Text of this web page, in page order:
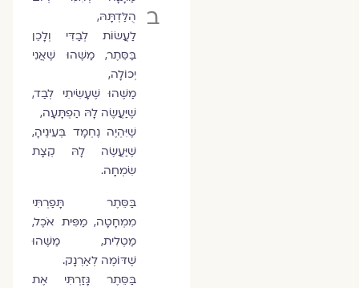
בר-יוסף
הֻלַּדְתָּהּ,
לַעֲשׂוֹת לְבַדִּי וְלָכֵן
בַּסֵּתֶר, מַשֶּׁהוּ שֶׁאֲנִי
יְכוֹלָה,
מַשֶּׁהוּ שֶׁעָשִׂיתִי לְבַד,
שֶׁיַּעֲשֶׂה לָהּ הַפְתָּעָה,
שֶׁיִּהְיֶה נֶחְמָד בְּעֵינֶיהָ,
שֶׁיַּעֲשֶׂה לָהּ קְצָת
שִׂמְחָה.
בַּסֵּתֶר תָּפַרְתִּי
מִמְחָטָה, מַפִּית אֹכֶל,
מַטְלִית, מַשֶּׁהוּ
שֶׁדּוֹמֶה לְאַרְנָק.
בַּסֵּתֶר גָּזַרְתִּי אֶת